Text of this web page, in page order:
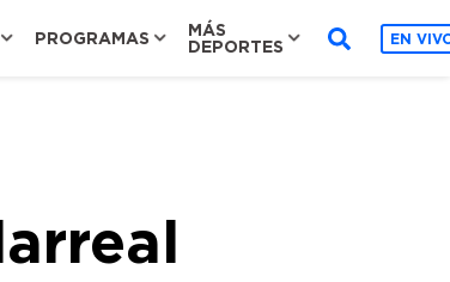
PROGRAMAS
MÁS
DEPORTES
EN